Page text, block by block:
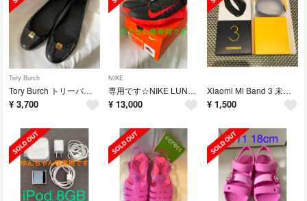
Tory Burch
Tory Burch トリーバーチ レインパンプス ブラック 24.5
¥ 3,700
NIKE
専用です☆NIKE LUNAR COMMAND 2 BOAサイズ9ゴルフシューズ
¥ 13,000
Xiaomi Mi Band 3 未使用品 ブラック 日本語ユーザーマニュアル
¥ 1,500